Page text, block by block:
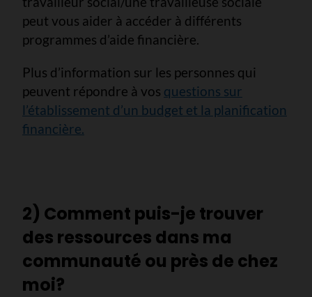
peut vous aider à accéder à différents
programmes d’aide financière.
Plus d’information sur les personnes qui
peuvent répondre à vos questions sur
l’établissement d’un budget et la planification
financière.
2) Comment puis-je trouver
des ressources dans ma
communauté ou près de chez
moi?